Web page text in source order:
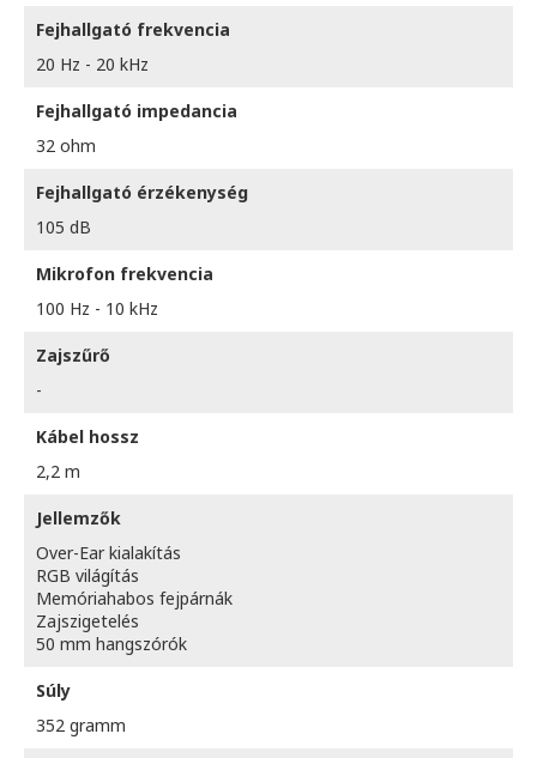
Fejhallgató frekvencia
20 Hz - 20 kHz
Fejhallgató impedancia
32 ohm
Fejhallgató érzékenység
105 dB
Mikrofon frekvencia
100 Hz - 10 kHz
Zajszűrő
-
Kábel hossz
2,2 m
Jellemzők
Over-Ear kialakítás
RGB világítás
Memóriahabos fejpárnák
Zajszigetelés
50 mm hangszórók
Súly
352 gramm